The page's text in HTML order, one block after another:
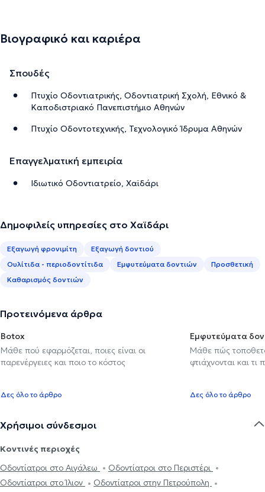
Βιογραφικό και καριέρα
Σπουδές
Πτυχίο Οδοντιατρικής, Οδοντιατρική Σχολή, Εθνικό &
Καποδιστριακό Πανεπιστήμιο Αθηνών
Πτυχίο Οδοντοτεχνικής, Τεχνολογικό Ίδρυμα Αθηνών
Επαγγελματική εμπειρία
Ιδιωτικό Οδοντιατρείο, Χαϊδάρι
Δημοφιλείς υπηρεσίες στο Χαϊδάρι
Εξαγωγή φρονιμίτη
Εξαγωγή δοντιού
Ουλίτιδα - περιοδοντίτιδα
Εμφυτεύματα δοντιών
Προσθετική
Καθαρισμός δοντιών
Προτεινόμενα άρθρα
Botox
Μάθε πού εφαρμόζεται, ποιες είναι οι
παρενέργειες και ποιο το κόστος
Δες όλο το άρθρο
Εμφυτεύματα
Μάθε πώς
φτιάχνονται και τι
Δες όλο το άρθρο
Χρήσιμοι σύνδεσμοι
Κοντινές περιοχές
Οδοντίατροι στο Αιγάλεω
Οδοντίατροι στο Περιστέρι
Οδοντίατροι στο Ίλιον
Οδοντίατροι στην Πετρούπολη